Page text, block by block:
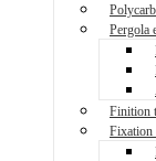
Pergola
Finition
Fixation